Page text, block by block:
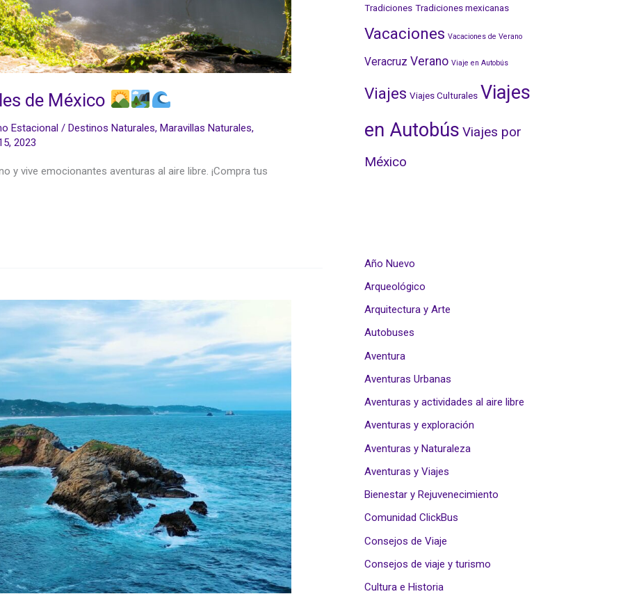
de México
Estacional / Destinos Naturales, Maravillas Naturales,
2023
y vive emocionantes aventuras al aire libre. ¡Compra tus
Tradiciones Tradiciones mexicanas
Vacaciones Vacaciones de Verano
Veracruz Verano Viaje en Autobús
Viajes Viajes Culturales Viajes
en Autobús Viajes por
México
Año Nuevo
Arqueológico
Arquitectura y Arte
Autobuses
Aventura
Aventuras Urbanas
Aventuras y actividades al aire libre
Aventuras y exploración
Aventuras y Naturaleza
Aventuras y Viajes
Bienestar y Rejuvenecimiento
Comunidad ClickBus
Consejos de Viaje
Consejos de viaje y turismo
Cultura e Historia